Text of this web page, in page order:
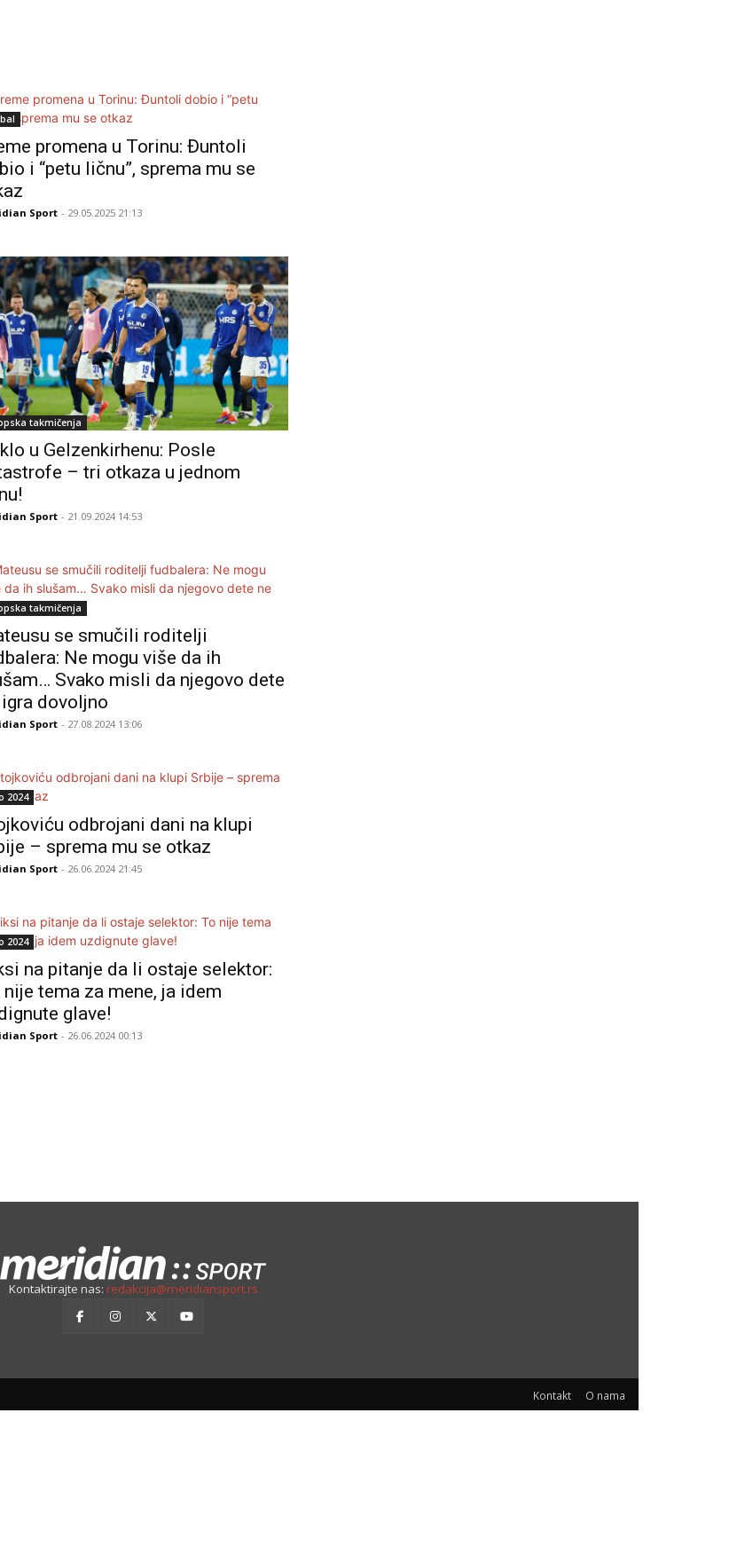
promena u Torinu: Đuntoli
i “petu ličnu”, sprema mu se
Sport - 29.05.2025 21:13
takmičenja
u Gelzenkirhenu: Posle
– tri otkaza u jednom
Sport - 21.09.2024 14:53
takmičenja
se smučili roditelji
Ne mogu više da ih
Svako misli da njegovo dete
igra dovoljno
Sport - 27.08.2024 13:06
2024
odbrojani dani na klupi
– sprema mu se otkaz
Sport - 26.06.2024 21:45
2024
na pitanje da li ostaje selektor:
nije tema za mene, ja idem
glave!
Sport - 26.06.2024 00:13
Kontaktirajte nas: redakcija@meridiansport.rs
Kontakt O nama